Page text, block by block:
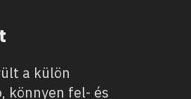
a külön
könnyen fel- és